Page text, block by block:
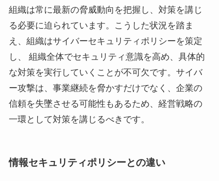
組織は常に最新の脅威動向を把握し、対策を講じ
る必要に迫られています。こうした状況を踏ま
え、組織はサイバーセキュリティポリシーを策定
し、 組織全体でセキュリティ意識を高め、具体的
な対策を実行していくことが不可欠です。サイバ
ー攻撃は、事業継続を脅かすだけでなく、企業の
信頼を失墜させる可能性もあるため、経営戦略の
一環として対策を講じるべきです。
情報セキュリティポリシーとの違い